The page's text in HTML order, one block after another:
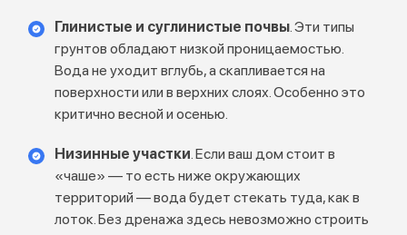
Глинистые и суглинистые почвы. Эти типы
грунтов обладают низкой проницаемостью.
Вода не уходит вглубь, а скапливается на
поверхности или в верхних слоях. Особенно это
критично весной и осенью.
Низинные участки. Если ваш дом стоит в
«чаше» — то есть ниже окружающих
территорий — вода будет стекать туда, как в
лоток. Без дренажа здесь невозможно строить